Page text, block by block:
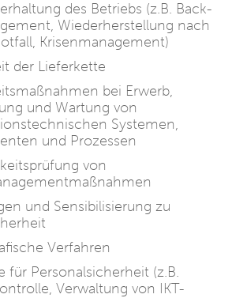
des Betriebs (z.B. Back-
Wiederherstellung nach
Krisenmanagement)
der Lieferkette
bei Erwerb,
und Wartung von
Systemen,
und Prozessen
von
und Sensibilisierung zu
Verfahren
für Personalsicherheit (z.B.
Verwaltung von IKT-